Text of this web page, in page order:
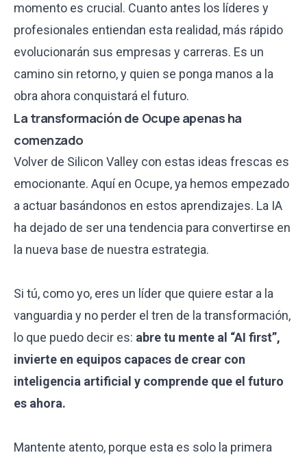
momento es crucial. Cuanto antes los líderes y
profesionales entiendan esta realidad, más rápido
evolucionarán sus empresas y carreras. Es un
camino sin retorno, y quien se ponga manos a la
obra ahora conquistará el futuro.
La transformación de Ocupe apenas ha
comenzado
Volver de Silicon Valley con estas ideas frescas es
emocionante. Aquí en Ocupe, ya hemos empezado
a actuar basándonos en estos aprendizajes. La IA
ha dejado de ser una tendencia para convertirse en
la nueva base de nuestra estrategia.
Si tú, como yo, eres un líder que quiere estar a la
vanguardia y no perder el tren de la transformación,
lo que puedo decir es: abre tu mente al “AI first”,
invierte en equipos capaces de crear con
inteligencia artificial y comprende que el futuro
es ahora.
Mantente atento, porque esta es solo la primera